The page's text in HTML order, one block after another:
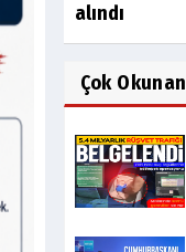
alındı
Çok Okunan